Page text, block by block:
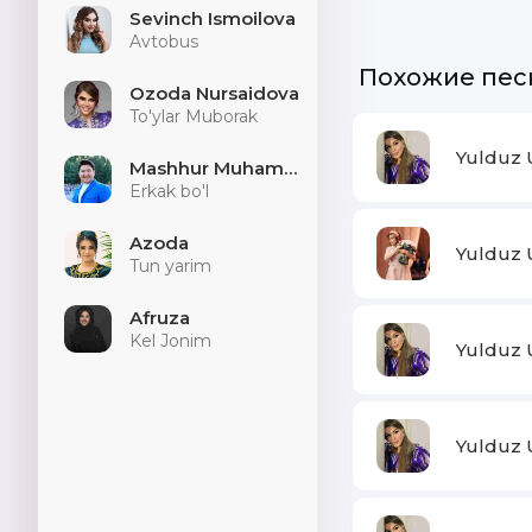
Sevinch Ismoilova
Avtobus
Ozoda Nursaidova
To'ylar Muborak
Mashhur Muhammad
Erkak bo'l
Azoda
Tun yarim
Afruza
Kel Jonim
Похожие
Yulduz
Yulduz
Yulduz
Yulduz